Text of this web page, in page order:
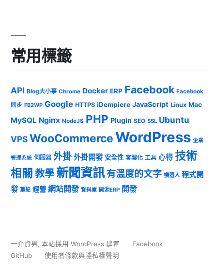
常用標籤
API Blog大小事 Chrome Docker ERP Facebook Facebook
同步 FB2WP Google HTTPS iDempiere JavaScript Linux Mac
MySQL Nginx NodeJS PHP Plugin SEO SSL Ubuntu
VPSWooCommerceWordPress 企業
管理系統 伺服器 外掛 外掛開發 安全性 客製化 工具 心得 技術
相關 教學 新聞資訊有溫度的文字 機器人 程式開
發 筆記 經營 網站開發 資料庫 開源ERP 開發
一介資男, 本站採用 WordPress 建置
Facebook
GitHub
使用者條款與隱私權聲明